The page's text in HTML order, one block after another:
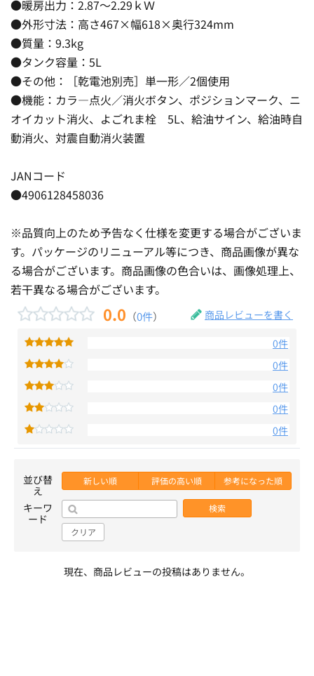
●暖房出力：2.87〜2.29ｋＷ
●外形寸法：高さ467×幅618×奥行324mm
●質量：9.3kg
●タンク容量：5L
●その他：［乾電池別売］単一形／2個使用
●機能：カラ―点火／消火ボタン、ポジションマーク、ニ
オイカット消火、よごれま栓 5L、給油サイン、給油時自
動消火、対震自動消火装置
JANコード
●4906128458036
※品質向上のため予告なく仕様を変更する場合がございま
す。パッケージのリニューアル等につき、商品画像が異な
る場合がございます。商品画像の色合いは、画像処理上、
若干異なる場合がございます。
0.0 （0件） 商品レビューを書く
0件
0件
0件
0件
0件
並び替
え
新しい順 評価の高い順 参考になった順
キーワ
ード
検索
クリア
現在、商品レビューの投稿はありません。